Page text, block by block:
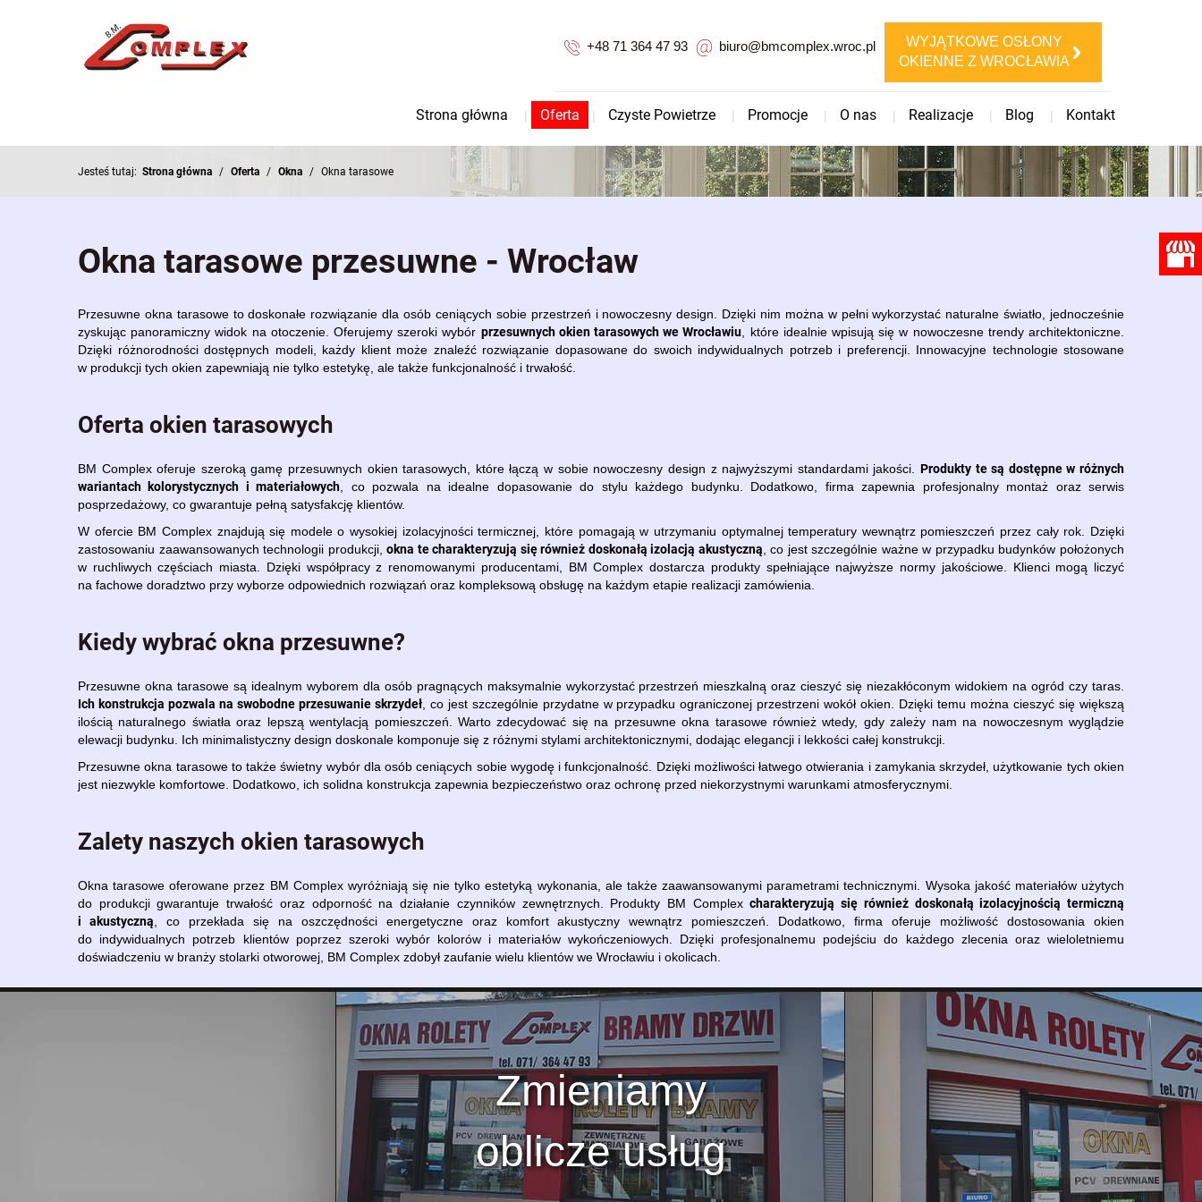
+48 71 364 47 93 biuro@bmcomplex.wroc.pl
WYJĄTKOWE OSŁONY
OKIENNE Z WROCŁAWIA
Strona główna Oferta Czyste Powietrze Promocje O nas Realizacje Blog Kontakt
Jesteś tutaj: Strona główna / Oferta / Okna / Okna tarasowe
Okna tarasowe przesuwne - Wrocław
Przesuwne okna tarasowe to doskonałe rozwiązanie dla osób ceniących sobie przestrzeń i nowoczesny design. Dzięki nim można w pełni wykorzystać naturalne światło, jednocześnie
zyskując panoramiczny widok na otoczenie. Oferujemy szeroki wybór przesuwnych okien tarasowych we Wrocławiu , które idealnie wpisują się w nowoczesne trendy architektoniczne.
Dzięki różnorodności dostępnych modeli, każdy klient może znaleźć rozwiązanie dopasowane do swoich indywidualnych potrzeb i preferencji. Innowacyjne technologie stosowane
w produkcji tych okien zapewniają nie tylko estetykę, ale także funkcjonalność i trwałość.
Oferta okien tarasowych
BM Complex oferuje szeroką gamę przesuwnych okien tarasowych, które łączą w sobie nowoczesny design z najwyższymi standardami jakości. Produkty te są dostępne w różnych
wariantach kolorystycznych i materiałowych , co pozwala na idealne dopasowanie do stylu każdego budynku. Dodatkowo, firma zapewnia profesjonalny montaż oraz serwis
posprzedażowy, co gwarantuje pełną satysfakcję klientów.
W ofercie BM Complex znajdują się modele o wysokiej izolacyjności termicznej, które pomagają w utrzymaniu optymalnej temperatury wewnątrz pomieszczeń przez cały rok. Dzięki
zastosowaniu zaawansowanych technologii produkcji,okna te charakteryzują się również doskonałą izolacją akustyczną , co jest szczególnie ważne w przypadku budynków położonych
w ruchliwych częściach miasta. Dzięki współpracy z renomowanymi producentami, BM Complex dostarcza produkty spełniające najwyższe normy jakościowe. Klienci mogą liczyć
na fachowe doradztwo przy wyborze odpowiednich rozwiązań oraz kompleksową obsługę na każdym etapie realizacji zamówienia.
Kiedy wybrać okna przesuwne?
Przesuwne okna tarasowe są idealnym wyborem dla osób pragnących maksymalnie wykorzystać przestrzeń mieszkalną oraz cieszyć się niezakłóconym widokiem na ogród czy taras.
Ich konstrukcja pozwala na swobodne przesuwanie skrzydeł, co jest szczególnie przydatne w przypadku ograniczonej przestrzeni wokół okien. Dzięki temu można cieszyć się większą
ilością naturalnego światła oraz lepszą wentylacją pomieszczeń. Warto zdecydować się na przesuwne okna tarasowe również wtedy, gdy zależy nam na nowoczesnym wyglądzie
elewacji budynku. Ich minimalistyczny design doskonale komponuje się z różnymi stylami architektonicznymi, dodając elegancji i lekkości całej konstrukcji.
Przesuwne okna tarasowe to także świetny wybór dla osób ceniących sobie wygodę i funkcjonalność. Dzięki możliwości łatwego otwierania i zamykania skrzydeł, użytkowanie tych okien
jest niezwykle komfortowe. Dodatkowo, ich solidna konstrukcja zapewnia bezpieczeństwo oraz ochronę przed niekorzystnymi warunkami atmosferycznymi.
Zalety naszych okien tarasowych
Okna tarasowe oferowane przez BM Complex wyróżniają się nie tylko estetyką wykonania, ale także zaawansowanymi parametrami technicznymi. Wysoka jakość materiałów użytych
do produkcji gwarantuje trwałość oraz odporność na działanie czynników zewnętrznych. Produkty BM Complexcharakteryzują się również doskonałą izolacyjnością termiczną
i akustyczną , co przekłada się na oszczędności energetyczne oraz komfort akustyczny wewnątrz pomieszczeń. Dodatkowo, firma oferuje możliwość dostosowania okien
do indywidualnych potrzeb klientów poprzez szeroki wybór kolorów i materiałów wykończeniowych. Dzięki profesjonalnemu podejściu do każdego zlecenia oraz wieloletniemu
doświadczeniu w branży stolarki otworowej, BM Complex zdobył zaufanie wielu klientów we Wrocławiu i okolicach.
Zmieniamy
oblicze usług